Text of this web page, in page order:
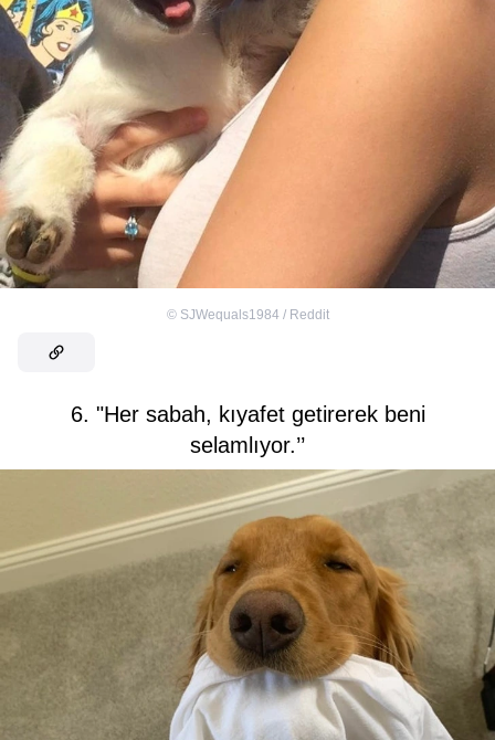
© SJWequals1984 / Reddit
6. "Her sabah, kıyafet getirerek beni
selamlıyor.’’